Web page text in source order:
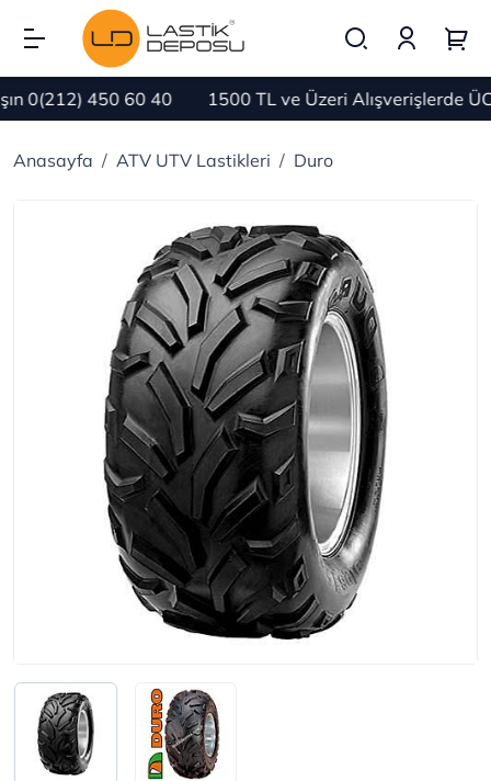
0(212) 450 60 40 1500 TL ve Üzeri Alışverişlerde
Anasayfa ATV UTV Lastikleri Duro